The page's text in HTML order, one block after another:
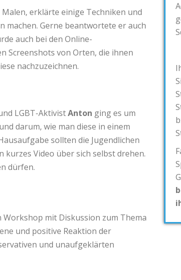
erklärte einige Techniken und
machen. Gerne beantwortete er auch
auch bei den Online-
Screenshots von Orten, die ihnen
nachzuzeichnen.
LGBT-AktivistAnton ging es um
darum, wie man diese in einem
sollten die Jugendlichen
kurzes Video über sich selbst drehen.
dürfen.
mit Diskussion zum Thema
und positive Reaktion der
und unaufgeklärten